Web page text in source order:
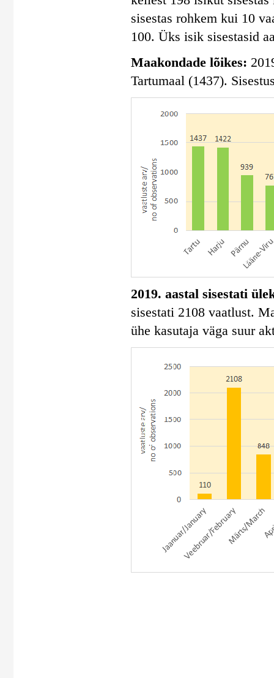
sisestas rohkem kui 10
100. Üks isik sisestasid
Maakondade lõikes:
Tartumaal (1437).
2019. aastal sisestati
sisestati 2108 vaatlust.
ühe kasutaja väga suur